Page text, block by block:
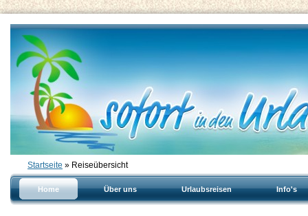
Startseite » Reiseübersicht
Home Über uns Urlaubsreisen Info's